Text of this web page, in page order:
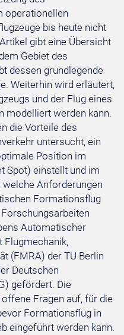
operationellen
bis heute nicht
gibt eine Übersicht
Gebiet des
dessen grundlegende
Weiterhin wird erläutert,
und der Flug eines
modelliert werden kann.
die Vorteile des
untersucht, ein
Position im
Spot) einstellt und im
Anforderungen
Formationsflug
Automatischer
Flugmechanik,
(FMRA) der TU Berlin
Deutschen
gefördert. Die
Fragen auf, für die
Formationsflug in
eingeführt werden kann.